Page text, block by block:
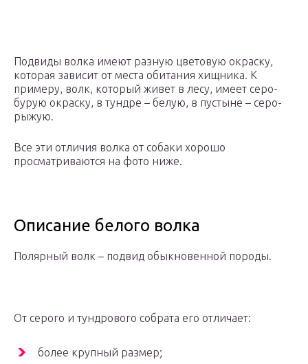
Подвиды волка имеют разную цветовую окраску,
которая зависит от места обитания хищника. К
примеру, волк, который живет в лесу, имеет серо-
бурую окраску, в тундре – белую, в пустыне – серо-
рыжую.
Все эти отличия волка от собаки хорошо
просматриваются на фото ниже.
Описание белого волка
Полярный волк – подвид обыкновенной породы.
От серого и тундрового собрата его отличает:
более крупный размер;